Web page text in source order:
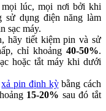
mọi lúc, mọi nơi bởi khi
sử dụng điện năng làm
sạc máy.
hãy tiết kiệm pin và sử
chỉ khoảng 40-50%.
hoặc tắt máy khi dưới
xả pin định kỳbằng cách
15-20% sau đó tắt